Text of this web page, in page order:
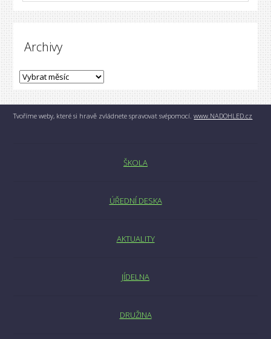
Archivy
Tvoříme weby, které si hravě zvládnete spravovat svépomocí.www.NADOHLED.cz
ŠKOLA
ÚŘEDNÍ DESKA
AKTUALITY
JÍDELNA
DRUŽINA